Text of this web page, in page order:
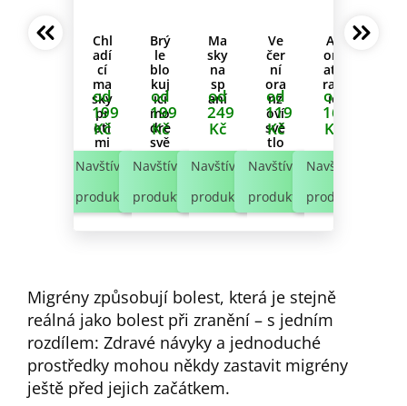
Chl
adí
cí
ma
sky
pr
oti
mi
gré
ně
od
199
Kč
Navštívit
produkty
Brý
le
blo
kuj
ící
mo
dré
svě
tlo
od
199
Kč
Navštívit
produkty
Ma
sky
na
sp
aní
od
249
Kč
Navštívit
produkty
Ve
čer
ní
ora
nž
oví
svě
tlo
od
119
Kč
Navštívit
produkty
Ar
om
ate
rap
ie
od
160
Kč
Navštívit
produkty
Migrény způsobují bolest, která je stejně
reálná jako bolest při zranění – s jedním
rozdílem: Zdravé návyky a jednoduché
prostředky mohou někdy zastavit migrény
ještě před jejich začátkem.